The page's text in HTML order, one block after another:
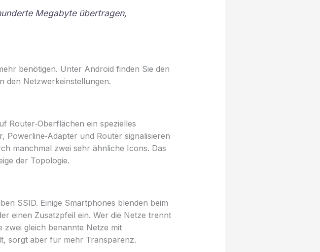
Megabyte übertragen,
benötigen. Unter Android finden Sie den
den Netzwerkeinstellungen.
Router‑Oberflächen ein spezielles
Powerline‑Adapter und Router signalisieren
manchmal zwei sehr ähnliche Icons. Das
der Topologie.
SSID. Einige Smartphones blenden beim
einen Zusatzpfeil ein. Wer die Netze trennt
zwei gleich benannte Netze mit
sorgt aber für mehr Transparenz.